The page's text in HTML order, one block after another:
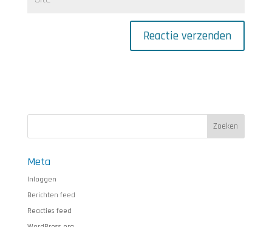
Meta
Inloggen
Berichten feed
Reacties feed